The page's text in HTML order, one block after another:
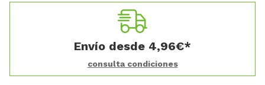
Envío desde 4,96€*
consulta condiciones